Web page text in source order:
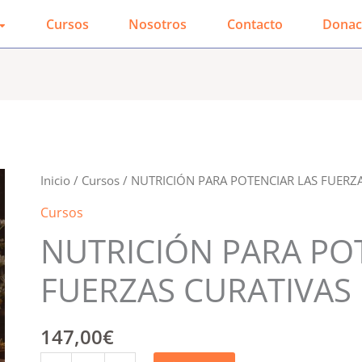
Cursos Nosotros Contacto
Inicio / Cursos/ NUTRICIÓN PARA POTENCIAR LAS
Cursos
NUTRICIÓN PARA
FUERZAS CURATIVAS
147,00€
NUTRICIÓN
LAS
CURATIVAS